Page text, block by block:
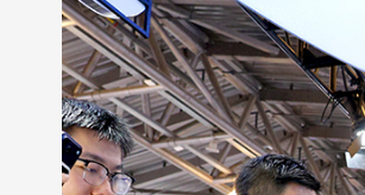
人民領袖習近平
視頻 小央視頻 小
現場 前線 比劃
體育 直播 競猜